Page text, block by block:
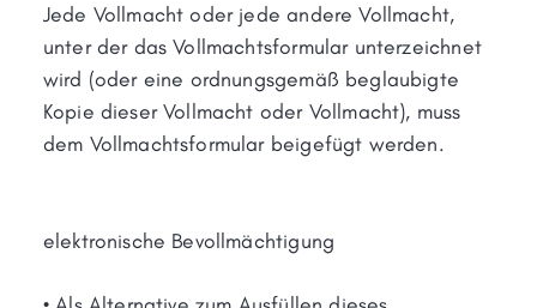
Jede Vollmacht oder jede andere Vollmacht,
unter der das Vollmachtsformular unterzeichnet
wird (oder eine ordnungsgemäß beglaubigte
Kopie dieser Vollmacht oder Vollmacht), muss
dem Vollmachtsformular beigefügt werden.
elektronische Bevollmächtigung